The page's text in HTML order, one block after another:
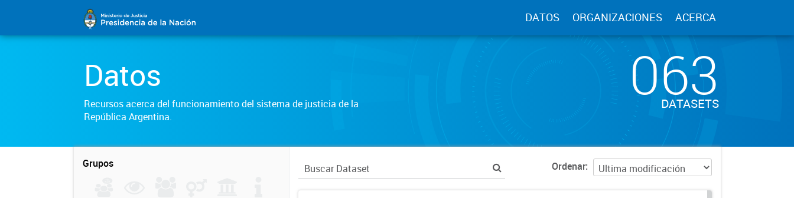
DATOS ORGANIZACIONES ACERCA
Datos
Recursos acerca del funcionamiento del sistema de justicia de la
República Argentina.
063
DATASETS
Grupos Ordenar